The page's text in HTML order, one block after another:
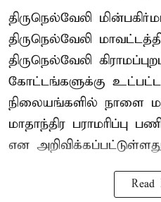
திருநெல்வேலி
திருநெல்வேலி
திருநெல்வேலி
கோட்டங்களுக்கு
நிலையங்களில் நாளை
மாதாந்திர
என
Read